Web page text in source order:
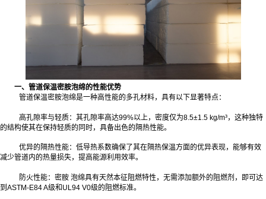
一、管道保温密胺泡绵的性能优势
管道保温密胺泡绵是一种高性能的多孔材料，具有以下显著特点：
高孔隙率与轻质：其孔隙率高达99%以上，密度仅为8.5±1.5 kg/m³，这种独特
的结构使其在保持轻质的同时，具备出色的隔热性能。
优异的隔热性能：低导热系数确保了其在隔热保温方面的优异表现，能够有效
减少管道内的热量损失，提高能源利用效率。
防火性能：密胺 泡绵具有天然本征阻燃特性，无需添加额外的阻燃剂，即可达
到ASTM-E84 A级和UL94 V0级的阻燃标准。